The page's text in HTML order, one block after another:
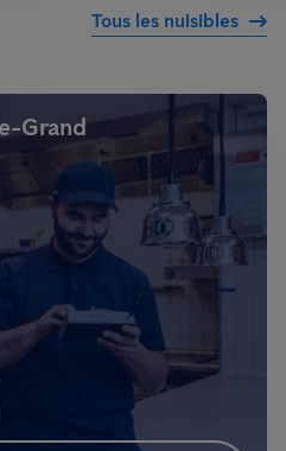
Tous les nuisibles
Grand